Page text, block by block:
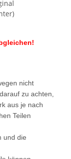
nicht
zu achten,
aus je nach
Teilen
und die